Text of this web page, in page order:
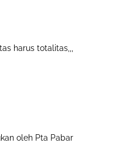
harus totalitas,,,
oleh Pta Pabar